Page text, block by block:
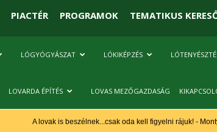
PIACTÉR PROGRAMOK TEMATIKUS
LÓGYÓGYÁSZAT LÓKIKÉPZÉS
LOVARDA ÉPÍTÉS LOVAS MEZŐGAZDASÁG
A lovak is beszélnek...csak oda kell figyelni rájuk! -